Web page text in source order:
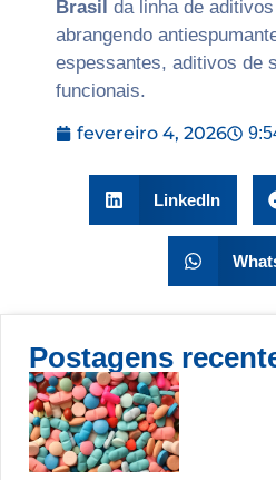
Brasil da linha de
abrangendo
espessantes, aditivos de
funcionais.
fevereiro 4, 2026
LinkedIn
Postagens